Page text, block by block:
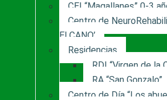
CEI “Magallanes” 0-3
Centro de
ELCANO’
Residencias
RDI “Virgen de la
RA “San Gonzalo”
Centro de Día “Los